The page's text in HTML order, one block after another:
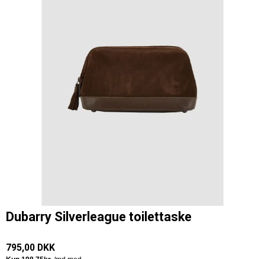
Dubarry Silverleague toilettaske
795,00 DKK